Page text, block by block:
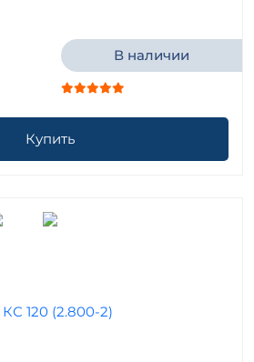
Альбом СК 3301-86
1
11
каналов Серия 3.818.9-2
2
лотков Серия 3.900-2
лотков Серия 3.900-3
В наличии
Купить